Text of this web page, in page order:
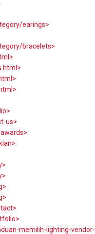
earings>
bracelets>
us>
memilih-lighting-vendor-